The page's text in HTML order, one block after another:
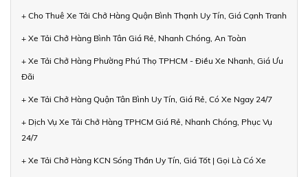
+ Cho Thuê Xe Tải Chở Hàng Quận Bình Thạnh Uy Tín, Giá Cạnh Tranh
+ Xe Tải Chở Hàng Bình Tân Giá Rẻ, Nhanh Chóng, An Toàn
+ Xe Tải Chở Hàng Phường Phú Thọ TPHCM - Điều Xe Nhanh, Giá Ưu
Đãi
+ Xe Tải Chở Hàng Quận Tân Bình Uy Tín, Giá Rẻ, Có Xe Ngay 24/7
+ Dịch Vụ Xe Tải Chở Hàng TPHCM Giá Rẻ, Nhanh Chóng, Phục Vụ
24/7
+ Xe Tải Chở Hàng KCN Sóng Thần Uy Tín, Giá Tốt | Gọi Là Có Xe